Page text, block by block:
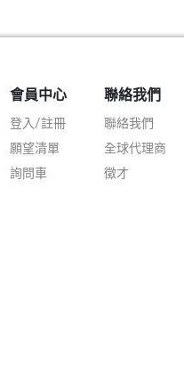
會員中心
登入/註冊
願望清單
詢問車
聯絡我們
聯絡我們
全球代理商
徵才